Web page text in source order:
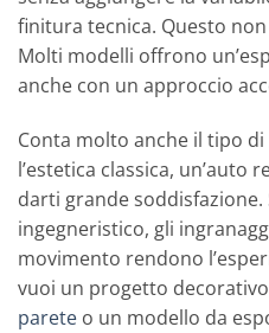
finitura tecnica. Questo
Molti modelli offrono
anche con un approccio
Conta molto anche il tipo di
l’estetica classica,
darti grande soddisfazione.
ingegneristico, gli
movimento rendono
vuoi un progetto
parete o un modello da